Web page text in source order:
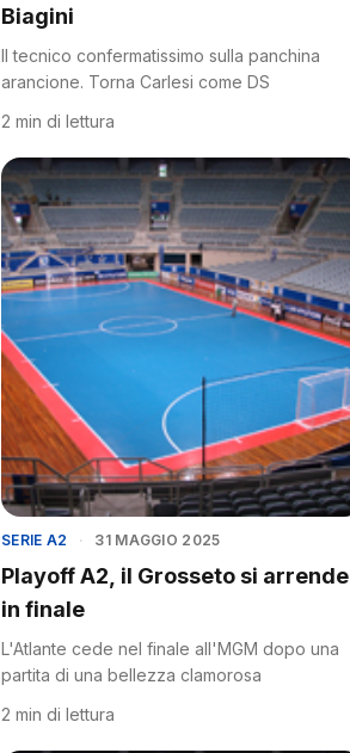
Biagini
Il tecnico confermatissimo sulla panchina
arancione. Torna Carlesi come DS
2 min di lettura
SERIE A2 · 31 MAGGIO 2025
Playoff A2, il Grosseto si arrende
in finale
L'Atlante cede nel finale all'MGM dopo una
partita di una bellezza clamorosa
2 min di lettura